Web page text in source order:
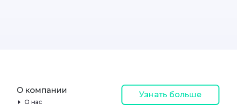
О компании
О нас
Узнать больше